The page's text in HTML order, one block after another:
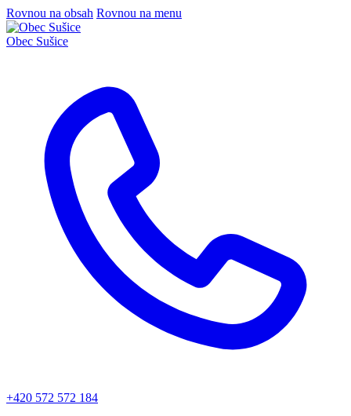
Rovnou na obsah Rovnou na menu
Obec Sušice
+420 572 572 184